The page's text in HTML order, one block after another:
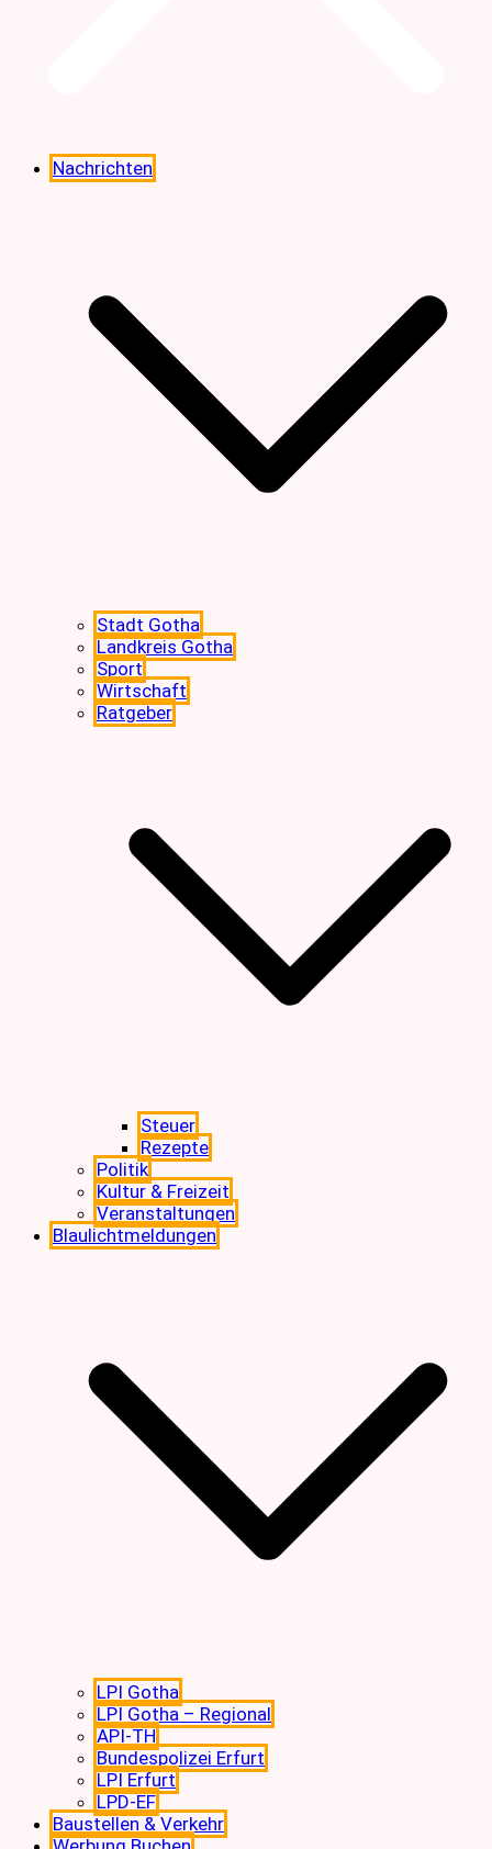
Nachrichten
Stadt Gotha
Landkreis Gotha
Sport
Wirtschaft
Ratgeber
Steuer
Rezepte
Politik
Kultur & Freizeit
Veranstaltungen
Blaulichtmeldungen
LPI Gotha
LPI Gotha – Regional
API-TH
Bundespolizei Erfurt
LPI Erfurt
LPD-EF
Baustellen & Verkehr